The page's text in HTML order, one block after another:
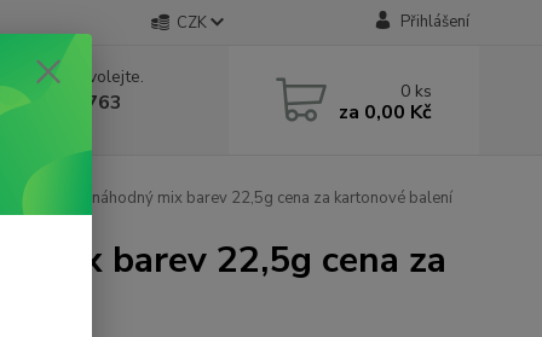
CZK Přihlášení
rady? Zavolejte.
388 763 0 ks
za 0,00 Kč
5pack - náhodný mix barev 22,5g cena za kartonové balení
mix barev 22,5g cena za